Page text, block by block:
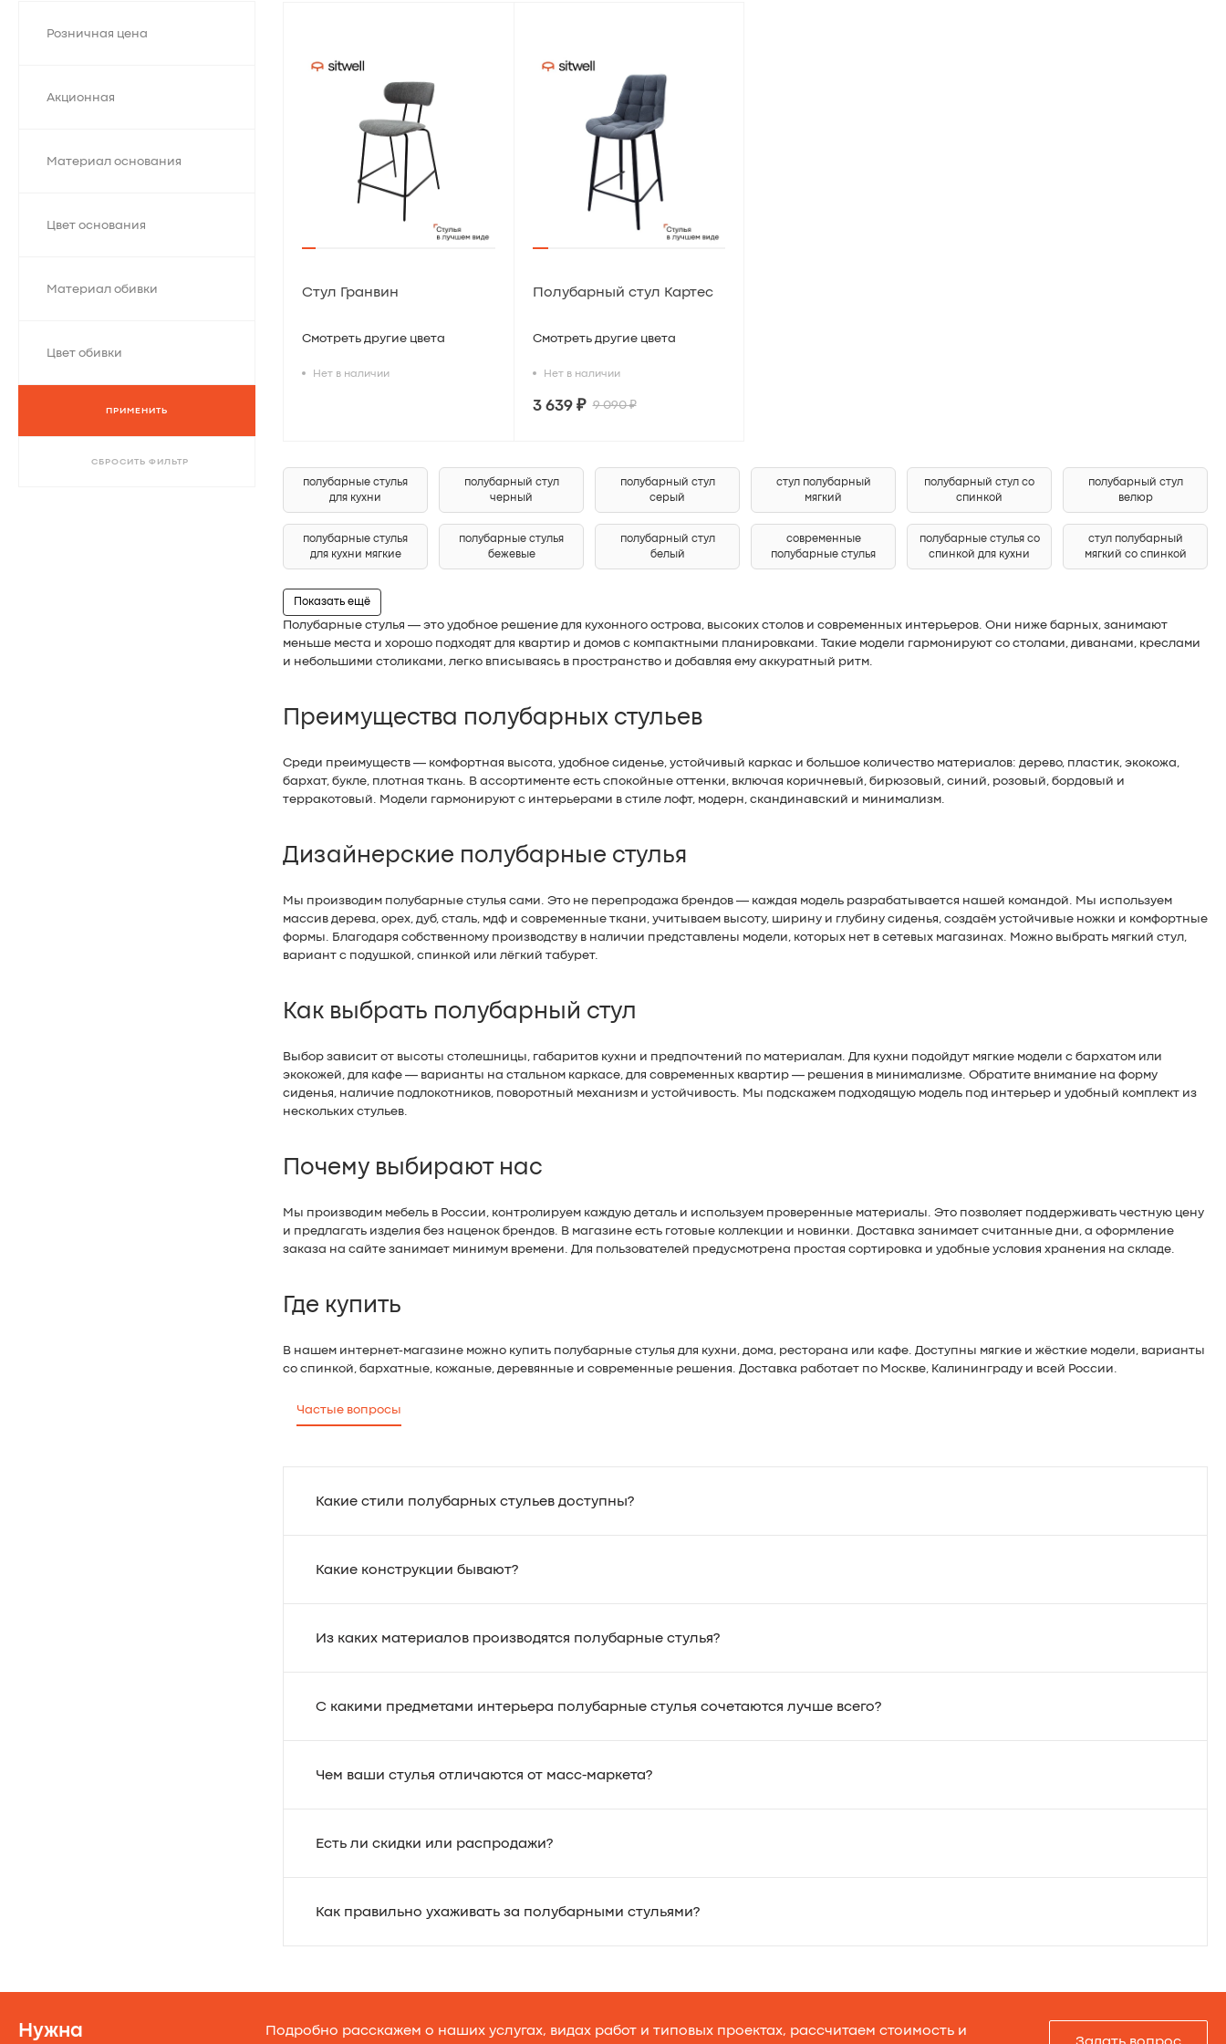
Розничная цена
Акционная
Материал основания
Цвет основания
Материал обивки
Цвет обивки
ПРИМЕНИТЬ
СБРОСИТЬ ФИЛЬТР
Стул Гранвин
Смотреть другие цвета
Нет в наличии
Полубарный стул Картес
Смотреть другие цвета
Нет в наличии
3 639 ₽ 9 090 ₽
полубарные стулья
для кухни
полубарный стул
черный
полубарный стул
серый
стул полубарный
мягкий
полубарный стул со
спинкой
полубарный стул
велюр
полубарные стулья
для кухни мягкие
полубарные стулья
бежевые
полубарный стул
белый
современные
полубарные стулья
полубарные стулья со
спинкой для кухни
стул полубарный
мягкий со спинкой
Показать ещё
Полубарные стулья — это удобное решение для кухонного острова, высоких столов и современных интерьеров. Они ниже барных, занимают
меньше места и хорошо подходят для квартир и домов с компактными планировками. Такие модели гармонируют со столами, диванами, креслами
и небольшими столиками, легко вписываясь в пространство и добавляя ему аккуратный ритм.
Преимущества полубарных стульев
Среди преимуществ — комфортная высота, удобное сиденье, устойчивый каркас и большое количество материалов: дерево, пластик, экокожа,
бархат, букле, плотная ткань. В ассортименте есть спокойные оттенки, включая коричневый, бирюзовый, синий, розовый, бордовый и
терракотовый. Модели гармонируют с интерьерами в стиле лофт, модерн, скандинавский и минимализм.
Дизайнерские полубарные стулья
Мы производим полубарные стулья сами. Это не перепродажа брендов — каждая модель разрабатывается нашей командой. Мы используем
массив дерева, орех, дуб, сталь, мдф и современные ткани, учитываем высоту, ширину и глубину сиденья, создаём устойчивые ножки и комфортные
формы. Благодаря собственному производству в наличии представлены модели, которых нет в сетевых магазинах. Можно выбрать мягкий стул,
вариант с подушкой, спинкой или лёгкий табурет.
Как выбрать полубарный стул
Выбор зависит от высоты столешницы, габаритов кухни и предпочтений по материалам. Для кухни подойдут мягкие модели с бархатом или
экокожей, для кафе — варианты на стальном каркасе, для современных квартир — решения в минимализме. Обратите внимание на форму
сиденья, наличие подлокотников, поворотный механизм и устойчивость. Мы подскажем подходящую модель под интерьер и удобный комплект из
нескольких стульев.
Почему выбирают нас
Мы производим мебель в России, контролируем каждую деталь и используем проверенные материалы. Это позволяет поддерживать честную цену
и предлагать изделия без наценок брендов. В магазине есть готовые коллекции и новинки. Доставка занимает считанные дни, а оформление
заказа на сайте занимает минимум времени. Для пользователей предусмотрена простая сортировка и удобные условия хранения на складе.
Где купить
В нашем интернет-магазине можно купить полубарные стулья для кухни, дома, ресторана или кафе. Доступны мягкие и жёсткие модели, варианты
со спинкой, бархатные, кожаные, деревянные и современные решения. Доставка работает по Москве, Калининграду и всей России.
Частые вопросы
Какие стили полубарных стульев доступны?
Какие конструкции бывают?
Из каких материалов производятся полубарные стулья?
С какими предметами интерьера полубарные стулья сочетаются лучше всего?
Чем ваши стулья отличаются от масс-маркета?
Есть ли скидки или распродажи?
Как правильно ухаживать за полубарными стульями?
Нужна
Подробно расскажем о наших услугах, видах работ и типовых проектах, рассчитаем стоимость и